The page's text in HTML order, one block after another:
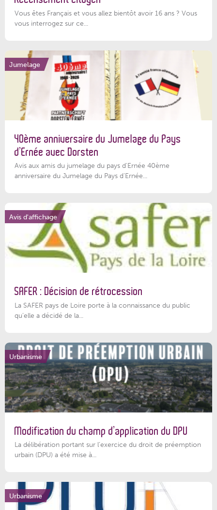
Vous êtes Français et vous allez bientôt avoir 16 ans ? Vous
vous interrogez sur ce...
Jumelage
40ème anniversaire du Jumelage du Pays
d’Ernée avec Dorsten
Avis aux amis du jumelage du pays d'Ernée 40ème
anniversaire du Jumelage du Pays d'Ernée...
Avis d'affichage
SAFER : Décision de rétrocession
La SAFER pays de Loire porte à la connaissance du public
qu’elle a décidé de la...
Urbanisme
Modification du champ d’application du DPU
La délibération portant sur l’exercice du droit de préemption
urbain (DPU) a été mise à...
Urbanisme